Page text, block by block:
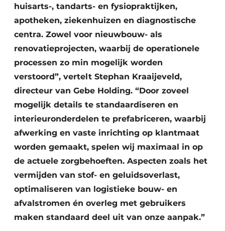
huisarts-, tandarts- en fysiopraktijken,
apotheken, ziekenhuizen en diagnostische
centra. Zowel voor nieuwbouw- als
renovatieprojecten, waarbij de operationele
processen zo min mogelijk worden
verstoord”, vertelt Stephan Kraaijeveld,
directeur van Gebe Holding. “Door zoveel
mogelijk details te standaardiseren en
interieuronderdelen te prefabriceren, waarbij
afwerking en vaste inrichting op klantmaat
worden gemaakt, spelen wij maximaal in op
de actuele zorgbehoeften. Aspecten zoals het
vermijden van stof- en geluidsoverlast,
optimaliseren van logistieke bouw- en
afvalstromen én overleg met gebruikers
maken standaard deel uit van onze aanpak.”